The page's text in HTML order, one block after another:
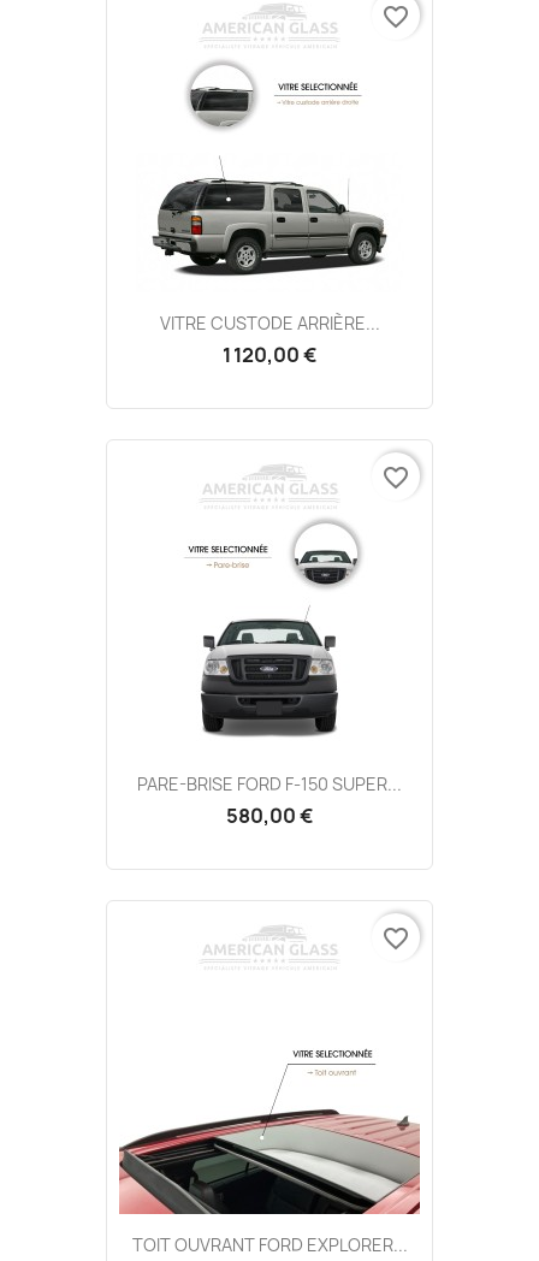
VITRE CUSTODE ARRIÈRE...
1 120,00 €
favorite_border
PARE-BRISE FORD F-150 SUPER...
580,00 €
favorite_border
TOIT OUVRANT FORD EXPLORER...
favorite_border